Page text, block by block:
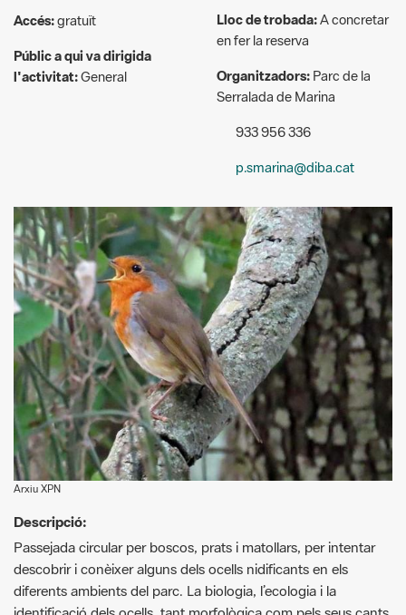
l'activitat:
General Organitzadors:
Parc de la
Serralada de Marina
933 956 336
p.smarina@diba.cat
Arxiu XPN
Descripció:
Passejada circular per boscos, prats i matollars, per intentar
diferents ambients del parc. La biologia, l’ecologia i la
identificació dels ocells, tant morfològica com pels seus cants,
seran una part important de la sortida.
Recorregut: 4 km / Dificultat: baixa